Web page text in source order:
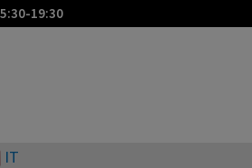
19:30
IT